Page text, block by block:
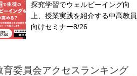
探究学習でウェルビーイング向
上、授業実践を紹介する中高教員
向けセミナー8/26
育委員会アクセスランキング